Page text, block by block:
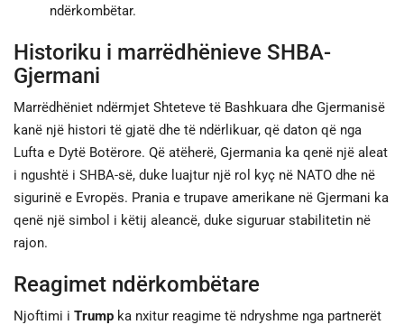
ndërkombëtar.
Historiku i marrëdhënieve SHBA-
Gjermani
Marrëdhëniet ndërmjet Shteteve të Bashkuara dhe Gjermanisë
kanë një histori të gjatë dhe të ndërlikuar, që daton që nga
Lufta e Dytë Botërore. Që atëherë, Gjermania ka qenë një aleat
i ngushtë i SHBA-së, duke luajtur një rol kyç në NATO dhe në
sigurinë e Evropës. Prania e trupave amerikane në Gjermani ka
qenë një simbol i këtij aleancë, duke siguruar stabilitetin në
rajon.
Reagimet ndërkombëtare
Njoftimi i Trump ka nxitur reagime të ndryshme nga partnerët